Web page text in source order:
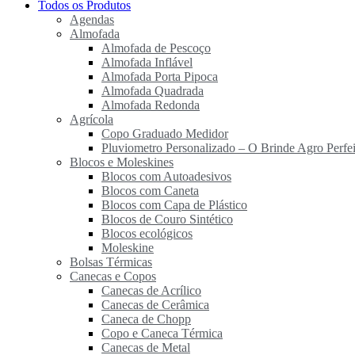
Todos os Produtos
Agendas
Almofada
Almofada de Pescoço
Almofada Inflável
Almofada Porta Pipoca
Almofada Quadrada
Almofada Redonda
Agrícola
Copo Graduado Medidor
Pluviometro Personalizado – O Brinde Agro
Blocos e Moleskines
Blocos com Autoadesivos
Blocos com Caneta
Blocos com Capa de Plástico
Blocos de Couro Sintético
Blocos ecológicos
Moleskine
Bolsas Térmicas
Canecas e Copos
Canecas de Acrílico
Canecas de Cerâmica
Caneca de Chopp
Copo e Caneca Térmica
Canecas de Metal